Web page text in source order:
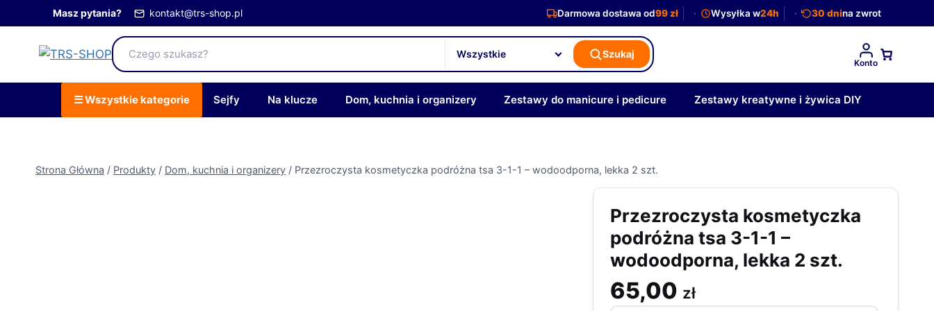
do
Masz pytania? kontakt@trs-shop.pl Darmowa dostawa od99 zł Wysyłka w24h 30 dnina zwrot
Szukaj
Konto
☰ Wszystkie kategorie Sejfy Na klucze Dom, kuchnia i organizery Zestawy do manicure i pedicure Zestawy kreatywne i żywica DIY
Strona Główna / Produkty / Dom, kuchnia i organizery / Przezroczysta kosmetyczka podróżna tsa 3-1-1 – wodoodporna, lekka 2 szt.
Przezroczysta kosmetyczka
podróżna tsa 3-1-1 –
wodoodporna, lekka 2 szt.
65,00 zł